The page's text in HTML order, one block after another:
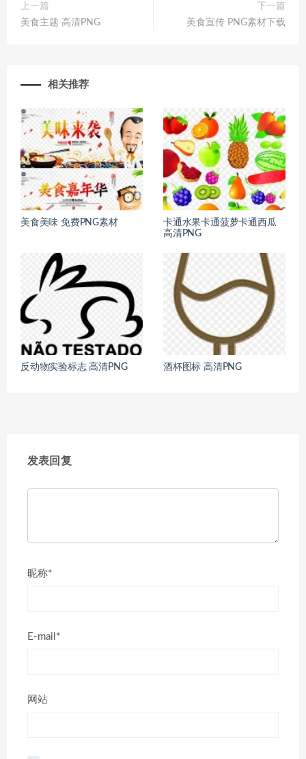
上一篇
美食主题 高清PNG
下一篇
美食宣传 PNG素材下载
相关推荐
美食美味 免费PNG素材
卡通水果卡通菠萝卡通西瓜
高清PNG
反动物实验标志 高清PNG 酒杯图标 高清PNG
发表回复
昵称*
E-mail*
网站